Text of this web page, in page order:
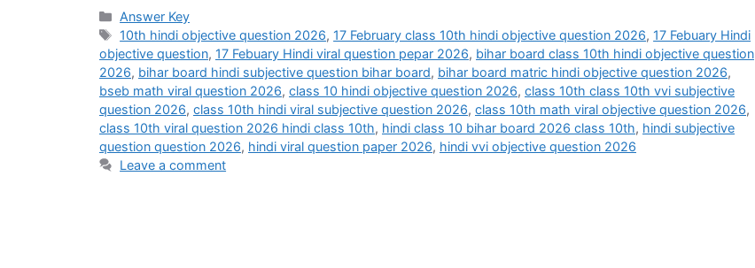
Categories
Answer Key
Tags
10th hindi objective question 2026, 17 February class 10th hindi objective question 2026, 17 Febuary Hindi
objective question, 17 Febuary Hindi viral question pepar 2026, bihar board class 10th hindi objective question
2026, bihar board hindi subjective question bihar board, bihar board matric hindi objective question 2026,
bseb math viral question 2026, class 10 hindi objective question 2026, class 10th class 10th vvi subjective
question 2026, class 10th hindi viral subjective question 2026, class 10th math viral objective question 2026,
class 10th viral question 2026 hindi class 10th, hindi class 10 bihar board 2026 class 10th, hindi subjective
question question 2026, hindi viral question paper 2026, hindi vvi objective question 2026
Leave a comment